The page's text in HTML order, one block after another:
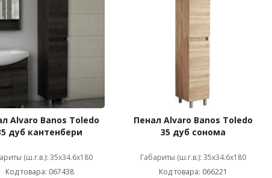
Alvaro Banos Toledo
дуб кантенбери
(ш.г.в.): 35x34.6x180
Код товара: 067438
Пенал Alvaro Banos Toledo
35 дуб сонома
Габариты (ш.г.в.): 35x34.6x180
Код товара: 066221